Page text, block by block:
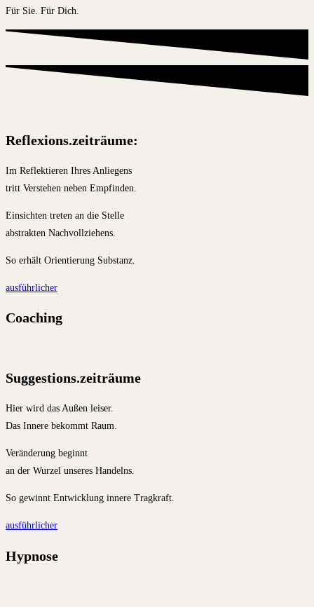
Für Sie. Für Dich.
Reflexions.zeiträume:
Im Reflektieren Ihres Anliegens
tritt Verstehen neben Empfinden.
Einsichten treten an die Stelle
abstrakten Nachvollziehens.
So erhält Orientierung Substanz.
ausführlicher
Coaching
Suggestions.zeiträume
Hier wird das Außen leiser.
Das Innere bekommt Raum.
Veränderung beginnt
an der Wurzel unseres Handelns.
So gewinnt Entwicklung innere Tragkraft.
ausführlicher
Hypnose